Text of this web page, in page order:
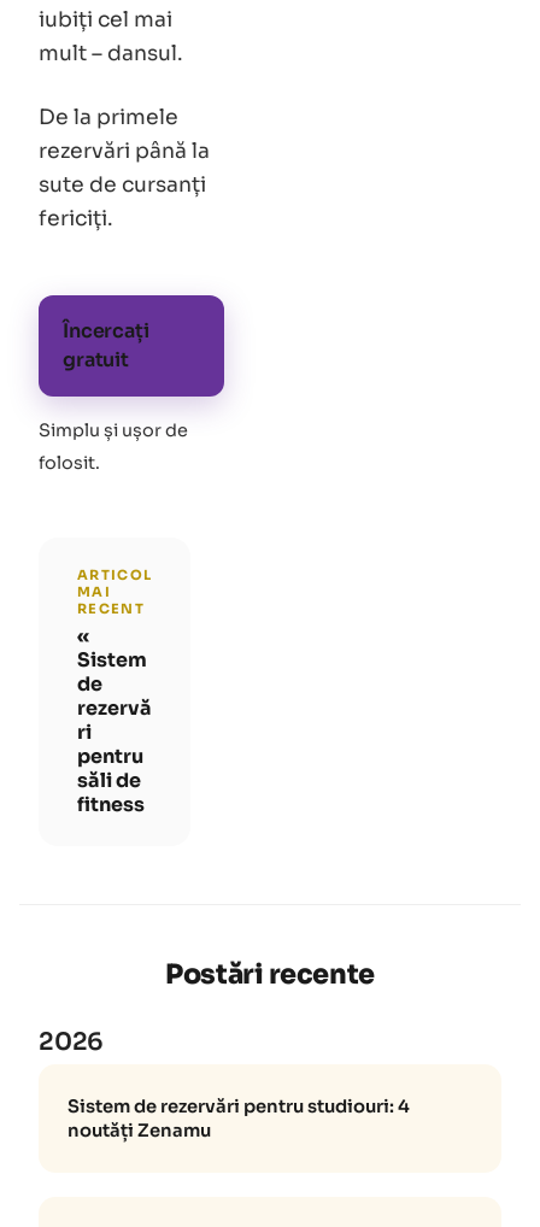
Postări recente
2026
Sistem de rezervări pentru studiouri: 4
noutăți Zenamu
iubiți cel mai
mult – dansul.
De la primele
rezervări până la
sute de cursanți
fericiți.
Încercați
gratuit
Simplu și ușor de
folosit.
ARTICOL
MAI
RECENT
Sistem
de
rezervă
ri
pentru
săli de
fitness